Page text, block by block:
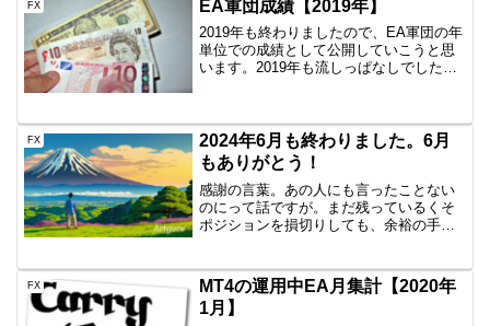
ド、スキャルピン...
FX EA軍団成績【2019年】
2019年も終わりましたので、EA軍団の年
単位での成績として公開していこうと思
います。2019年も流しっぱなしでした
が、-274,223.7円となりました！目標
（12...
FX
2024年6月も終わりました。6月
もありがとう！
感謝の言葉。あの人にも言ったことない
のにって話ですが。まだ残っているくそ
ポジションを損切りしても、余裕の手取
まいました。精神的にきつい。でもグリ
ッドトレードで癒される...
FX
MT4の運用中EA月集計【2020年
1月】